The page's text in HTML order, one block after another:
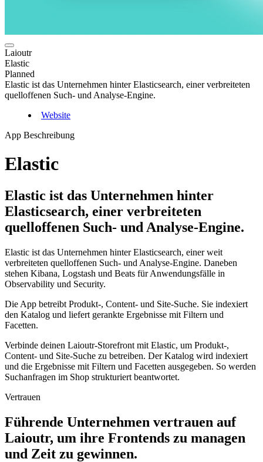
Laioutr
Elastic
Planned
Elastic ist das Unternehmen hinter Elasticsearch, einer verbreiteten
quelloffenen Such- und Analyse-Engine.
Website
App Beschreibung
Elastic
Elastic ist das Unternehmen hinter
Elasticsearch, einer verbreiteten
quelloffenen Such- und Analyse-Engine.
Elastic ist das Unternehmen hinter Elasticsearch, einer weit
verbreiteten quelloffenen Such- und Analyse-Engine. Daneben
stehen Kibana, Logstash und Beats für Anwendungsfälle in
Observability und Security.
Die App betreibt Produkt-, Content- und Site-Suche. Sie indexiert
den Katalog und liefert gerankte Ergebnisse mit Filtern und
Facetten.
Verbinde deinen Laioutr-Storefront mit Elastic, um Produkt-,
Content- und Site-Suche zu betreiben. Der Katalog wird indexiert
und die Ergebnisse mit Filtern und Facetten ausgegeben. So werden
Suchanfragen im Shop strukturiert beantwortet.
Vertrauen
Führende Unternehmen vertrauen auf
Laioutr, um ihre Frontends zu managen
und Zeit zu gewinnen.